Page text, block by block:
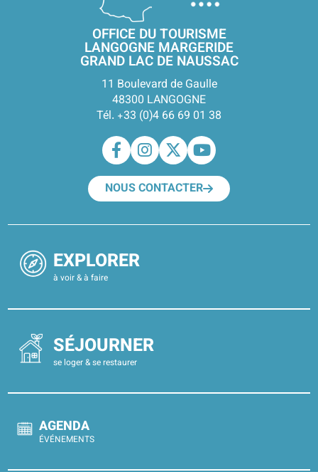
OFFICE DU TOURISME
LANGOGNE MARGERIDE
GRAND LAC DE NAUSSAC
11 Boulevard de Gaulle
48300 LANGOGNE
Tél. +33 (0)4 66 69 01 38
NOUS CONTACTER
EXPLORER
à voir & à faire
SÉJOURNER
se loger & se restaurer
AGENDA
ÉVÉNEMENTS